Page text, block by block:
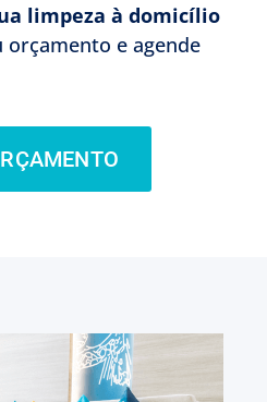
limpeza à domicílio
orçamento e agende